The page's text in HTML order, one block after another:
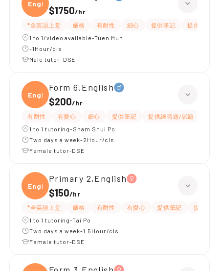
Engli
$1750/hr
*全英語上堂 嚴格 有耐性 細心 提供筆記
提供練習
1 to 1/video available-Tuen Mun
-1Hour/cls
Male tutor-DSE
Engli
Form 6,English
$200/hr
有耐性 有愛心 細心 提供筆記 提供練習題/試題
1 to 1 tutoring-Sham Shui Po
Two days a week-2Hour/cls
Female tutor-DSE
Engli
Primary 2,English
$150/hr
*全英語上堂 嚴格 有耐性 有愛心 提供筆記
提供練
1 to 1 tutoring-Tai Po
Two days a week-1.5Hour/cls
Female tutor-DSE